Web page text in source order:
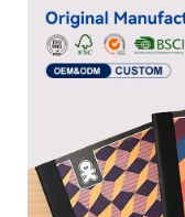
Kontaktirajte nas